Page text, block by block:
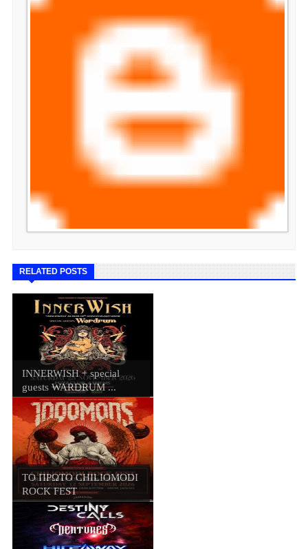
RELATED POSTS
INNERWISH + special
guests WARDRUM ...
ΤΟ ΠΡΩΤΟ CHILIOMODI
ROCK FEST